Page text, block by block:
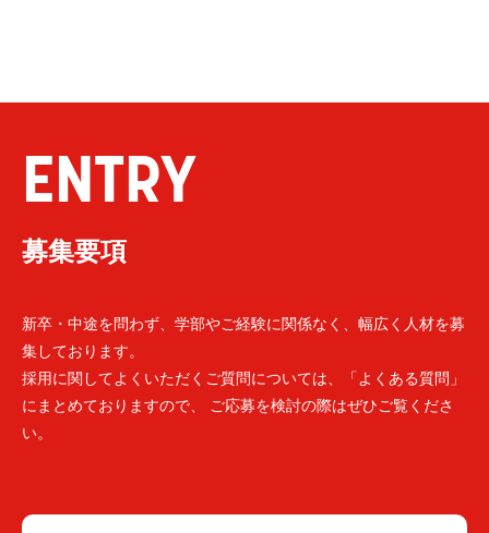
ENTRY
募集要項
新卒・中途を問わず、学部やご経験に関係なく、幅広く人材を募
集しております。
採用に関してよくいただくご質問については、「よくある質問」
にまとめておりますので、 ご応募を検討の際はぜひご覧くださ
い。